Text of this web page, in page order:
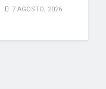
7 AGOSTO, 2026